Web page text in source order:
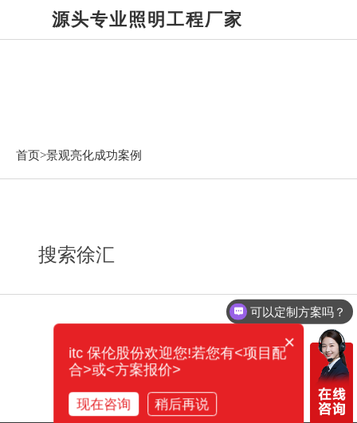
源头专业照明工程厂家
首页>景观亮化成功案例
搜索徐汇
可以定制方案吗？
×
itc 保伦股份欢迎您!若您有<项目配
合>或<方案报价>
现在咨询 稍后再说